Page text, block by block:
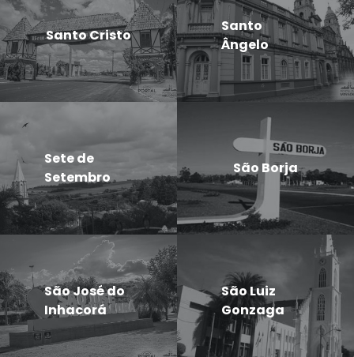
Santo Cristo
Santo
Ângelo
Sete de
Setembro
São Borja
São José do
Inhacorá
São Luiz
Gonzaga